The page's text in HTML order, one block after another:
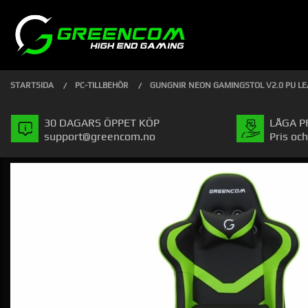
innehåll
PRODUKTER
Stäng
STARTSIDA PC-TILLBEHÖR GUNGNIR NEON GAMINGSTOL V2.0 PU
30 DAGARS ÖPPET KÖP
support@greencom.no
LÅGA
Pris